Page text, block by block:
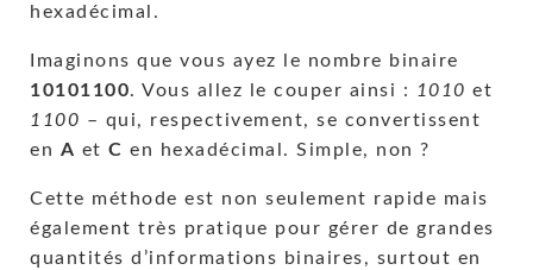
hexadécimal.
Imaginons que vous ayez le nombre binaire
10101100. Vous allez le couper ainsi : 1010 et
1100 – qui, respectivement, se convertissent
en A et C en hexadécimal. Simple, non ?
Cette méthode est non seulement rapide mais
également très pratique pour gérer de grandes
quantités d’informations binaires, surtout en